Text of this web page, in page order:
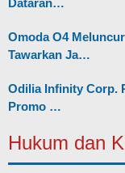
Dataran…
Omoda O4
Tawarkan Ja…
Odilia Infinity Corp.
Promo …
Hukum dan